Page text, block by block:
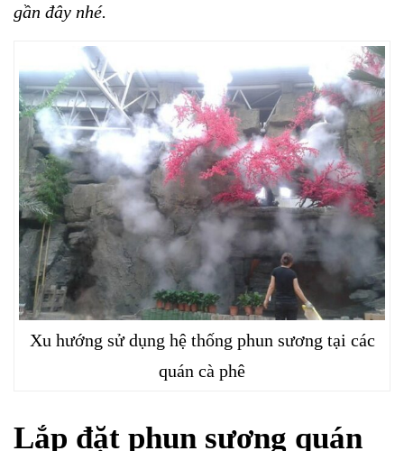
gần đây nhé.
Xu hướng sử dụng hệ thống phun sương tại các
quán cà phê
Lắp đặt phun sương quán